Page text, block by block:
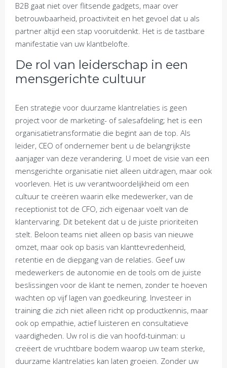
B2B gaat niet over flitsende gadgets, maar over
betrouwbaarheid, proactiviteit en het gevoel dat u als
partner altijd een stap vooruitdenkt. Het is de tastbare
manifestatie van uw klantbelofte.
De rol van leiderschap in een
mensgerichte cultuur
Een strategie voor duurzame klantrelaties is geen
project voor de marketing- of salesafdeling; het is een
organisatietransformatie die begint aan de top. Als
leider, CEO of ondernemer bent u de belangrijkste
aanjager van deze verandering. U moet de visie van een
mensgerichte organisatie niet alleen uitdragen, maar ook
voorleven. Het is uw verantwoordelijkheid om een
cultuur te creëren waarin elke medewerker, van de
receptionist tot de CFO, zich eigenaar voelt van de
klantervaring. Dit betekent dat u de juiste prioriteiten
stelt. Beloon teams niet alleen op basis van nieuwe
omzet, maar ook op basis van klanttevredenheid,
retentie en de diepgang van de relaties. Geef uw
medewerkers de autonomie en de tools om de juiste
beslissingen voor de klant te nemen, zonder te hoeven
wachten op vijf lagen van goedkeuring. Investeer in
training die zich niet alleen richt op productkennis, maar
ook op empathie, actief luisteren en consultatieve
vaardigheden. Uw rol is die van hoofd-tuinman: u
creëert de vruchtbare bodem waarop uw team sterke,
duurzame klantrelaties kan laten groeien. Zonder uw